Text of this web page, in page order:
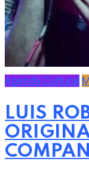
Agenda Cultural
LUIS